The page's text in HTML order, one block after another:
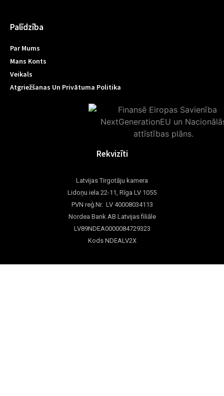
Palīdzība
Par Mums
Mans Konts
Veikals
Atgriežšanas Un Privātuma Politika
Rekvizīti
Latvijas Tirgotāju kamera
Lidoņu iela 22-11, Rīga LV 1055
PVN reģ.Nr. LV 40008034113
Nordea Bank AB Latvijas filiāle
LV89NDEA0000084729323
Kods NDEALV2X